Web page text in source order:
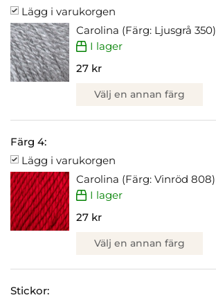
Lägg i varukorgen
Carolina (Färg: Ljusgrå 350)
I lager
27 kr
Välj en annan färg
Färg 4:
Lägg i varukorgen
Carolina (Färg: Vinröd 808)
I lager
27 kr
Välj en annan färg
Stickor: